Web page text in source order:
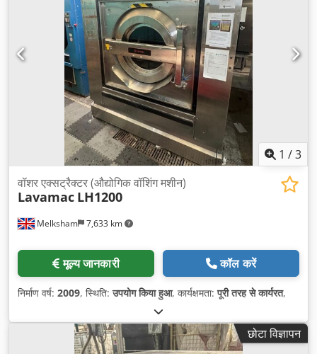
1 /3
Melksham 7,633 km
वॉशर एक्सट्रैक्टर (औद्योगिक वॉशिंग मशीन)
Lavamac LH1200
मूल्य जानकारी कॉल करें
निर्माण वर्ष: 2009, स्थिति:उपयोग किया हुआ, कार्यक्षमता:पूरी तरह से कार्यरत,
छोटा विज्ञापन